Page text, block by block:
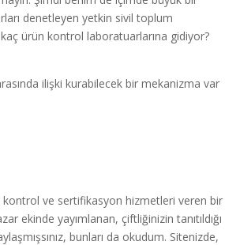
denetleyen yetkin sivil toplum
ürün kontrol laboratuarlarına gidiyor?
ilişki kurabilecek bir mekanizma var
kontrol ve sertifikasyon hizmetleri veren bir
ekinde yayımlanan, çiftliğinizin tanıtıldığı
bunları da okudum. Sitenizde,